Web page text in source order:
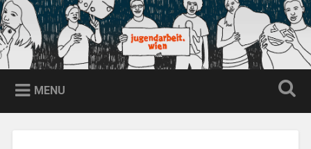
Skip
to
content
Search
jugendarbeit.wien
MENU